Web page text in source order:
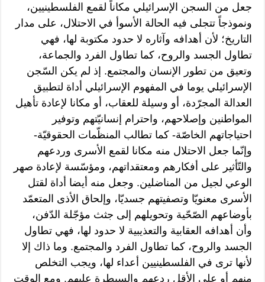
جعل من السجن الإسرائيلي مكاناً لقمع الفلسطينيين،
ونموذجاً تتجلى فيه الحالة الأسوأ في الاحتلال، على مدار
التاريخ؛ لأن أهدافه وآثاره لا حدود مكتوبة لها، فهي
تطاول الجسد والروح، كما تطاول الفرد والجماعة،
وتعيق من تطور الإنسان والمجتمع. إذ لم يكن السّجن
الإسرائيلي يوما في المفهوم الإسرائيلي أداة لتطبيق
العدالة المجرّدة، أو وسيلة للعقاب، أو مكانا لإعادة تأهيل
المواطنين وإصلاحهم، واحترام إنسانيّتهم وتوفير
احتياجاتهم الخاصّة- كما تطالب المنظّمات الحقوقيّة-
وإنّما جعل الاحتلال منه مكانا لقمع الأسرى وردعهم
والتّأثير على أفكارهم ومعتقداتهم، ومؤسّسة لإعادة صهر
الوعي لجيل من المناضلين. وجعل منه أيضا أداة لقتل
الأسرى معنويّا وتصفيتهم جسديّا، وإلحاق الأذى المتعمّد
بأوضاعهم الصّحّية وتحويلهم إلى جثث مؤجّلة الدّفن،
وأن أهدافه العقابية والتعذيبية لا حدود لها، فهي تطاول
الجسد والروح، كما تطاول الفرد والمجتمع. وما ذاك إلا
لأنها ترى في الفلسطينيين أعداء لها، ويجب التخلص
منهم أو على الأقل ردعهم والسيطرة عليهم. ومع الوقت